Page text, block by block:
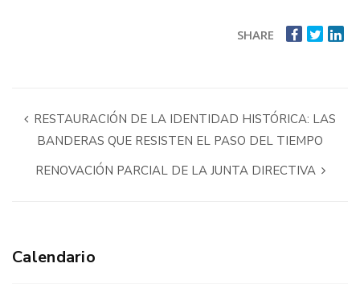
SHARE
RESTAURACIÓN DE LA IDENTIDAD HISTÓRICA: LAS
BANDERAS QUE RESISTEN EL PASO DEL TIEMPO
RENOVACIÓN PARCIAL DE LA JUNTA DIRECTIVA
Calendario